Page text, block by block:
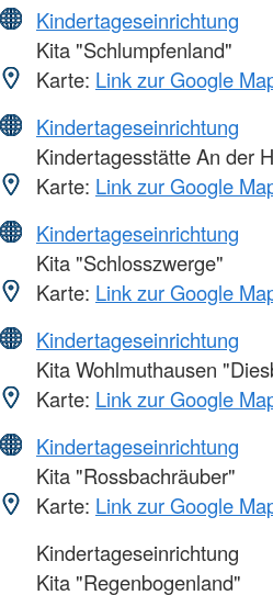
Kindertageseinrichtung
Kita "Schlumpfenland"
Karte: Link zur Google
Kindertageseinrichtung
Kindertagesstätte An der
Karte: Link zur Google
Kindertageseinrichtung
Kita "Schlosszwerge"
Karte: Link zur Google
Kindertageseinrichtung
Kita Wohlmuthausen
Karte: Link zur Google
Kindertageseinrichtung
Kita "Rossbachräuber"
Karte: Link zur Google
Kindertageseinrichtung
Kita "Regenbogenland"